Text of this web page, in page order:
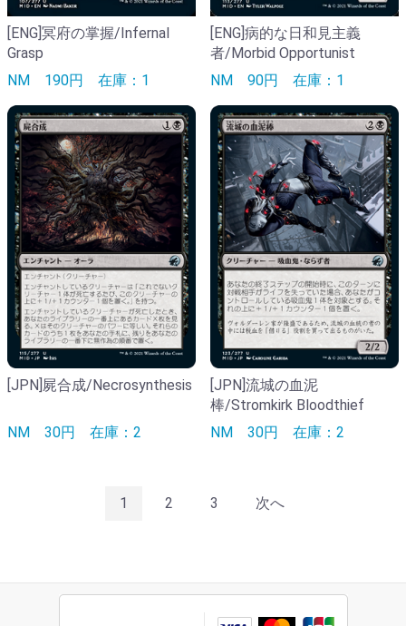
[ENG]冥府の掌握/Infernal
Grasp
NM 190円 在庫：1
[ENG]病的な日和見主義
者/Morbid Opportunist
NM 90円 在庫：1
[JPN]屍合成/Necrosynthesis
NM 30円 在庫：2
[JPN]流城の血泥
棒/Stromkirk Bloodthief
NM 30円 在庫：2
1 2 3 次へ